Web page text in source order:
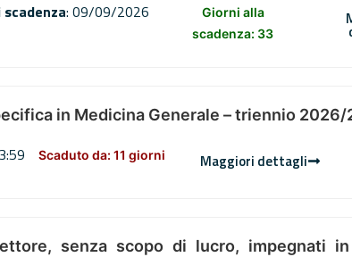
: 09/09/2026
Giorni alla
scadenza: 33
in Medicina Generale – triennio
Scaduto da: 11 giorni Maggiori dettagli
senza scopo di lucro, impegnati